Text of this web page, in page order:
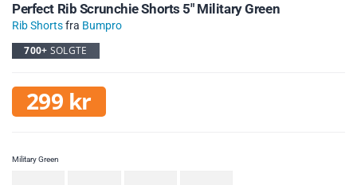
Perfect Rib Scrunchie Shorts 5″ Military Green
Rib Shortsfra Bumpro
700+ SOLGTE
299 kr
Military Green